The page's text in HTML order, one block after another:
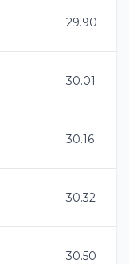
29.90
30.01
30.16
30.32
30.50